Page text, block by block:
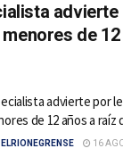
de
advierte por
de 12 años a raíz
ELRIONEGRENSE 16